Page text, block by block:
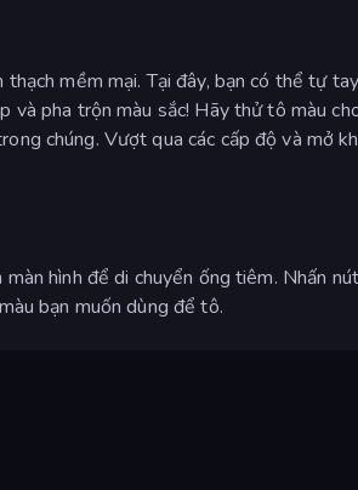
mềm mại. Tại đây, bạn có thể tự
pha trộn màu sắc! Hãy thử tô màu
chúng. Vượt qua các cấp độ và mở
hình để di chuyển ống tiêm. Nhấn
bạn muốn dùng để tô.